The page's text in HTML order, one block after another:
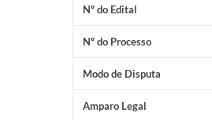
Nº do Edital
Nº do Processo
Modo de Disputa
Amparo Legal